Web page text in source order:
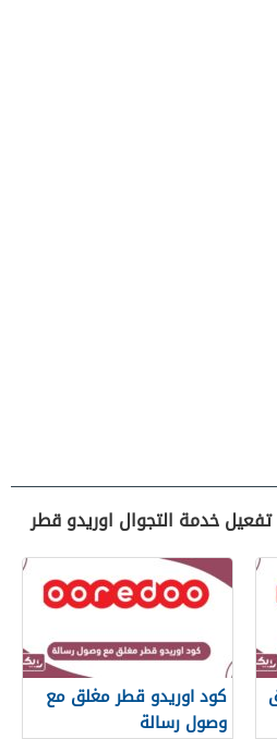
خدمة التجوال اوريدو قطر
كود اوريدو قطر مغلق مع
وصول رسالة